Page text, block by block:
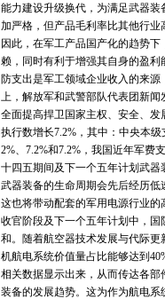
能力建设升级换代，为满足武器
加严格，但产品毛利率比其他行业
因此，在军工产品国产化的趋势
赖，同时有利于增强其自身的盈
防支出是军工领域企业收入的来
上，解放军和武警部队代表团新
全面提高捍卫国家主权、安全、发
执行数增长7.2%，其中：中央本级
2%、7.2%和7.2%，我国近年军
十四五期间及下一个五年计划武
武器装备的生命周期会先后经历
这也将带动配套的军用电源行业
收官阶段及下一个五年计划中，
和。随着航空器技术发展与代际
机航电系统价值量占比能够达到
相关数据显示出来，从而传达各
装备的发展趋势。这为作为航电